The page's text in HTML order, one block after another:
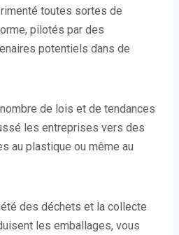
toutes sortes de
pilotés par des
potentiels dans de
de lois et de tendances
les entreprises vers des
au plastique ou même au
des déchets et la collecte
les emballages, vous